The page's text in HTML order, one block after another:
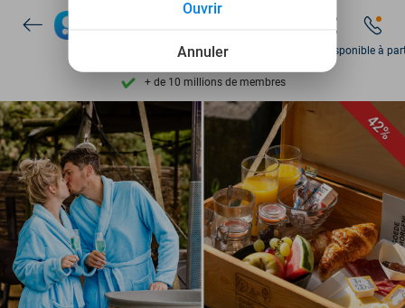
Disponible 7 jours par semaine
+ de 10 millions de membres
9,4 basé sur206 346 avis
Découvrez + de 15.000 deals
Disponible 7 jours par semaine
+ de 10 millions de membres
Lun disponible à
42%
Annuler
Ouvrir